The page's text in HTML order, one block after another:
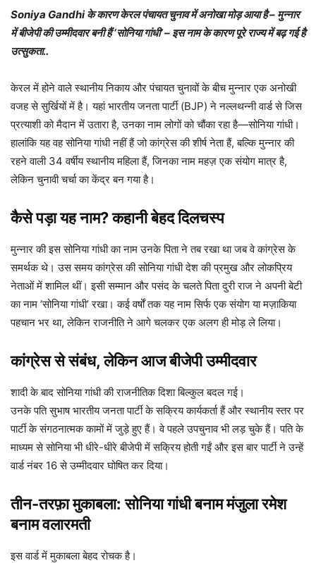
Soniya Gandhi के कारण केरल पंचायत चुनाव में अनोखा मोड़ आया है – मुन्नार
में बीजेपी की उम्मीदवार बनी हैं ‘सोनिया गांधी’ – इस नाम के कारण पूरे राज्य में बढ़ गई है
उत्सुकता..
केरल में होने वाले स्थानीय निकाय और पंचायत चुनावों के बीच मुन्नार एक अनोखी
वजह से सुर्खियों में है। यहां भारतीय जनता पार्टी (BJP) ने नल्लथन्नी वार्ड से जिस
प्रत्याशी को मैदान में उतारा है, उनका नाम लोगों को चौंका रहा है—सोनिया गांधी।
हालांकि यह वह सोनिया गांधी नहीं हैं जो कांग्रेस की शीर्ष नेता हैं, बल्कि मुन्नार की
रहने वाली 34 वर्षीय स्थानीय महिला हैं, जिनका नाम महज़ एक संयोग मात्र है,
लेकिन चुनावी चर्चा का केंद्र बन गया है।
कैसे पड़ा यह नाम? कहानी बेहद दिलचस्प
मुन्नार की इस सोनिया गांधी का नाम उनके पिता ने तब रखा था जब वे कांग्रेस के
समर्थक थे। उस समय कांग्रेस की सोनिया गांधी देश की प्रमुख और लोकप्रिय
नेताओं में शामिल थीं। इसी सम्मान और पसंद के चलते पिता दुरी राज ने अपनी बेटी
का नाम ‘सोनिया गांधी’ रखा। कई वर्षों तक यह नाम सिर्फ एक संयोग या मज़ाकिया
पहचान भर था, लेकिन राजनीति ने आगे चलकर एक अलग ही मोड़ ले लिया।
कांग्रेस से संबंध, लेकिन आज बीजेपी उम्मीदवार
शादी के बाद सोनिया गांधी की राजनीतिक दिशा बिल्कुल बदल गई।
उनके पति सुभाष भारतीय जनता पार्टी के सक्रिय कार्यकर्ता हैं और स्थानीय स्तर पर
पार्टी के संगठनात्मक कामों में जुड़े हुए हैं। वे पहले उपचुनाव भी लड़ चुके हैं। पति के
माध्यम से सोनिया भी धीरे-धीरे बीजेपी में सक्रिय होती गईं और इस बार पार्टी ने उन्हें
वार्ड नंबर 16 से उम्मीदवार घोषित कर दिया।
तीन-तरफ़ा मुकाबला: सोनिया गांधी बनाम मंजुला रमेश
बनाम वलारमती
इस वार्ड में मुकाबला बेहद रोचक है।